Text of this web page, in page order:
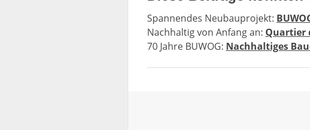
Spannendes Neubauprojekt:
Nachhaltig von Anfang an: Quartier
70 Jahre BUWOG: Nachhaltiges